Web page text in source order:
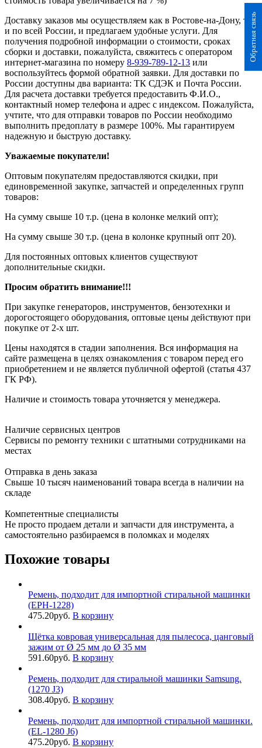
Обратная связь
Доставку заказов мы осуществляем как в Ростове-на-Дону, так
и по всей России, и предлагаем удобные услуги. Для
получения подробной информации о стоимости, сроках
сборки и доставки, пожалуйста, свяжитесь с оператором
интернет-магазина по номеру 8-939-789-12-13 или
воспользуйтесь формой обратной заявки. Для доставки по
России доступны два варианта: ТК СДЭК и Почта России.
Для расчета доставки требуется предоставить Ф.И.О.,
контактный номер телефона и адрес с индексом. Пожалуйста,
учтите, что для отправки товаров по России необходимо
выполнить предоплату в размере 100%. Мы гарантируем
надежную и быструю доставку.
Уважаемые покупатели!
Оптовым покупателям предоставляются скидки, при
единовременной закупке, запчастей и определенных групп
товаров:
На сумму свыше 10 т.р. (цена в колонке мелкий опт);
На сумму свыше 30 т.р. (цена в колонке крупный опт 20).
Для постоянных оптовых клиентов существуют
дополнительные скидки.
Просим обратить внимание!!!
При закупке генераторов, инструментов, бензотехнки и
дорогостоящего оборудования, оптовые цены действуют при
покупке от 2-х шт.
Цены находятся в стадии заполнения. Вся информация на
сайте размещена в целях ознакомления с товаром перед его
приобретением и не является публичной офертой (статья 437
ГК РФ).
Наличие и стоимость товара уточняется у менеджера.
Наличие сервисных центров
Сервисы по ремонту техники с штатными сотрудниками на
местах
Отправка в день заказа
Свыше 10 тысяч наименований товара всегда в наличии на
складе
Компетентные специалисты
Не просто продаем детали и запчасти для инструмента, а
самостоятельно разбираемся в поломках и моделях
Похожие товары
Ремень, подходит для импортной стиральной машинки
(EPH-1228)
475.20руб. В корзину
Щётка ковровая универсальная для пылесоса, цанговый
зажим от Ø 25 мм до Ø 35 мм
591.60руб. В корзину
Ремень, подходит для стиральной машинки Samsung.
(1270 J3)
308.40руб. В корзину
Ремень, подходит для импортной стиральной машинки.
(EL-1280 J6)
475.20руб. В корзину